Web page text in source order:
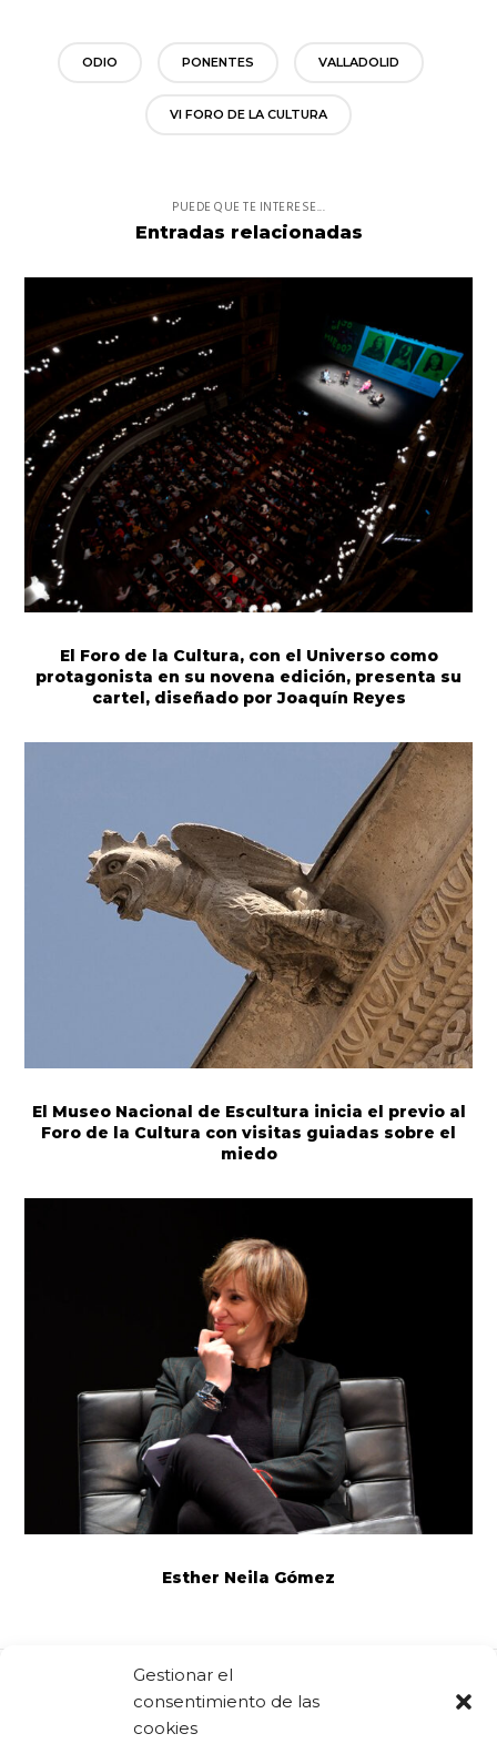
Gestionar el
consentimiento de las
cookies
ODIO PONENTES VALLADOLID
VI FORO DE LA CULTURA
PUEDE QUE TE INTERESE...
Entradas relacionadas
El Foro de la Cultura, con el Universo como
protagonista en su novena edición, presenta su
cartel, diseñado por Joaquín Reyes
El Museo Nacional de Escultura inicia el previo al
Foro de la Cultura con visitas guiadas sobre el
miedo
Esther Neila Gómez
Comparte: Facebook Twitter